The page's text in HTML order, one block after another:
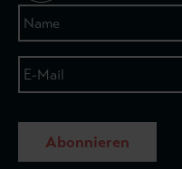
Abonnieren